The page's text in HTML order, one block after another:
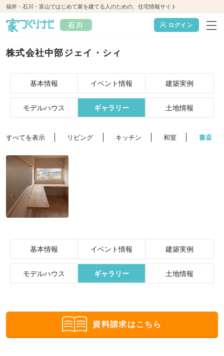
福井・石川・富山ではじめて家を建てる人のための、住宅情報サイト
石川 ログイン
株式会社中部ジェイ・シィ
基本情報 イベント情報 建築実例
モデルハウス ギャラリー 土地情報
すべてを表示 リビング キッチン 和室 書斎
基本情報 イベント情報 建築実例
モデルハウス ギャラリー 土地情報
資料請求はこちら